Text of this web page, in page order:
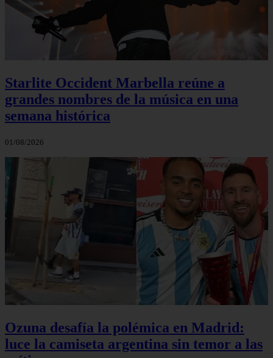
Starlite Occident Marbella reúne a
grandes nombres de la música en una
semana histórica
01/08/2026
Ozuna desafía la polémica en Madrid:
luce la camiseta argentina sin temor a las